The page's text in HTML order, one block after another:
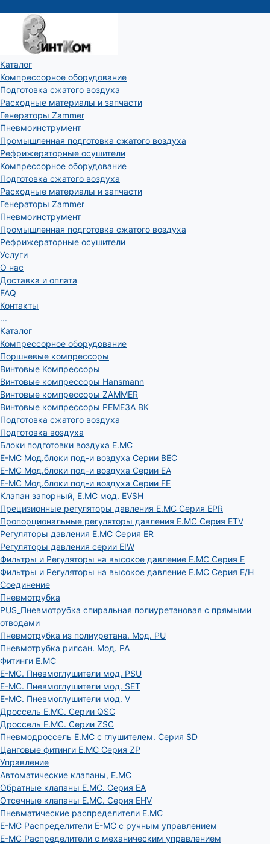
Каталог
Компрессорное оборудование
Подготовка сжатого воздуха
Расходные материалы и запчасти
Генераторы Zammer
Пневмоинструмент
Промышленная подготовка сжатого воздуха
Рефрижераторные осушители
Компрессорное оборудование
Подготовка сжатого воздуха
Расходные материалы и запчасти
Генераторы Zammer
Пневмоинструмент
Промышленная подготовка сжатого воздуха
Рефрижераторные осушители
Услуги
О нас
Доставка и оплата
FAQ
Контакты
...
Каталог
Компрессорное оборудование
Поршневые компрессоры
Винтовые Компрессоры
Винтовые компрессоры Hansmann
Винтовые компрессоры ZAMMER
Винтовые компрессоры РЕМЕЗА ВК
Подготовка сжатого воздуха
Подготовка воздуха
Блоки подготовки воздуха E.MC
E-MC Мод.блоки под-и воздуха Серии BEC
E-MC Мод.блоки под-и воздуха Серии EA
E-MC Мод.блоки под-и воздуха Серии FE
Клапан запорный, E.MC мод. EVSH
Прецизионные регуляторы давления E.MC Серия EPR
Пропорциональные регуляторы давления E.MC Серия ETV
Регуляторы давления E.MC Серия ER
Регуляторы давления серии EIW
Фильтры и Регуляторы на высокое давление E.MC Серия E
Фильтры и Регуляторы на высокое давление E.MC Серия E/H
Соединение
Пневмотрубка
PUS_Пневмотрубка спиральная полиуретановая с прямыми
отводами
Пневмотрубка из полиуретана. Мод. РU
Пневмотрубка рилсан. Мод. PA
Фитинги E.MC
E-MC. Пневмоглушители мод. PSU
E-MC. Пневмоглушители мод. SET
E-MC. Пневмоглушители мод. V
Дроссель E.MC. Серии QSC
Дроссель E.MC. Серии ZSC
Пневмодроссель E.MC с глушителем. Серия SD
Цанговые фитинги E.MC Серия ZP
Управление
Автоматические клапаны, Е.МС
Обратные клапаны E.MC. Серия EA
Отсечные клапаны E.MC. Серия EHV
Пневматические распределители E.MC
E-MC Распределители E-MC с ручным управлением
E-MC Распределители с механическим управлением